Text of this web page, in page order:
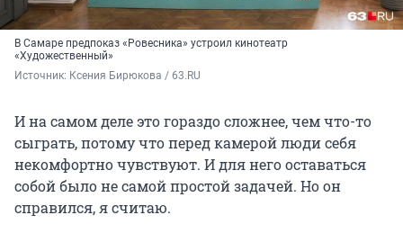
В Самаре предпоказ «Ровесника» устроил кинотеатр
«Художественный»
Источник: Ксения Бирюкова / 63.RU
И на самом деле это гораздо сложнее, чем что-то
сыграть, потому что перед камерой люди себя
некомфортно чувствуют. И для него оставаться
собой было не самой простой задачей. Но он
справился, я считаю.